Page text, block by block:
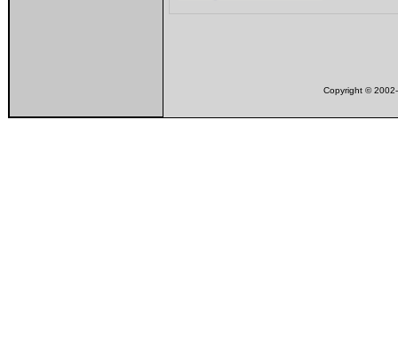
Copyright ©